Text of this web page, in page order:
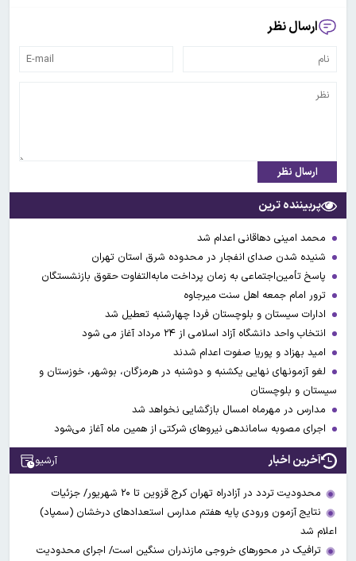
ارسال نظر
ارسال نظر
پربیننده ترین
محمد امینی دهاقانی اعدام شد
شنیده شدن صدای انفجار در محدوده شرق استان تهران
پاسخ تأمین‌اجتماعی به زمان پرداخت مابه‌التفاوت حقوق بازنشستگان
ترور امام جمعه اهل سنت میرجاوه
ادارات سیستان و بلوچستان فردا چهارشنبه تعطیل شد
انتخاب واحد دانشگاه آزاد اسلامی از ۲۴ مرداد آغاز می شود
امید بهزاد و پوریا صفوت اعدام شدند
لغو آزمونهای نهایی یکشنبه و دوشنبه در هرمزگان، بوشهر، خوزستان و
سیستان و بلوچستان
مدارس در مهرماه امسال بازگشایی نخواهد شد
اجرای مصوبه ساماندهی نیرو‌های شرکتی از همین ماه آغاز می‌شود
آخرین اخبار آرشیو
محدودیت تردد در آزادراه تهران کرج قزوین تا ۲۰ شهریور/ جزئیات
نتایج آزمون ورودی پایه هفتم مدارس استعدادهای درخشان (سمپاد)
اعلام شد
ترافیک در محورهای خروجی مازندران سنگین است/ اجرای محدودیت